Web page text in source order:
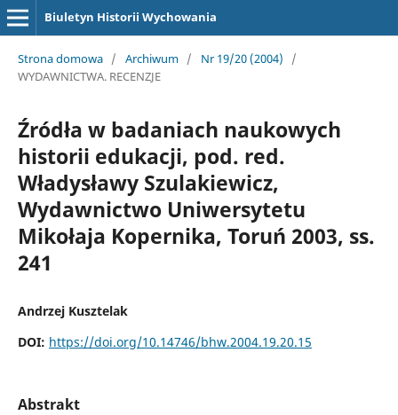
Biuletyn Historii Wychowania
Strona domowa / Archiwum / Nr 19/20 (2004)
/
WYDAWNICTWA. RECENZJE
Źródła w badaniach naukowych
historii edukacji, pod. red.
Władysławy Szulakiewicz,
Wydawnictwo Uniwersytetu
Mikołaja Kopernika, Toruń 2003, ss.
241
Andrzej Kusztelak
DOI: https://doi.org/10.14746/bhw.2004.19.20.15
Abstrakt